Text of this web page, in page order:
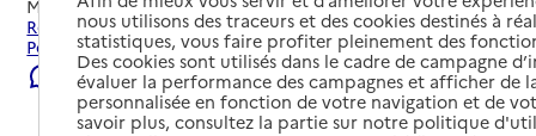
Mis à jour le08/08/2026
Rechercher les établissements et services autour de
Pornichet.
Signaler une erreur
nous utilisons des traceurs et des cookies destinés à
statistiques, vous faire profiter pleinement des
Des cookies sont utilisés dans le cadre de campagne
évaluer la performance des campagnes et afficher de
personnalisée en fonction de votre navigation et de
savoir plus, consultez la partie sur notre politique